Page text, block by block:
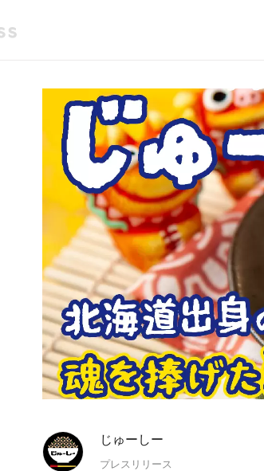
じゅーしー
プレスリリース